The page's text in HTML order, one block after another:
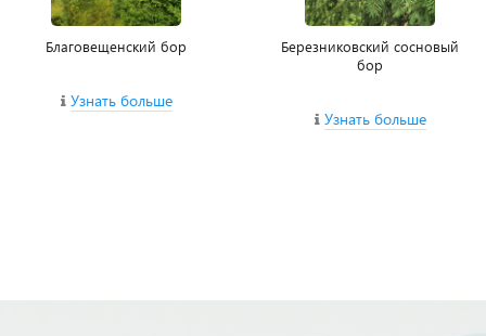
Благовещенский бор
Узнать больше
Березниковский сосновый
бор
Узнать больше